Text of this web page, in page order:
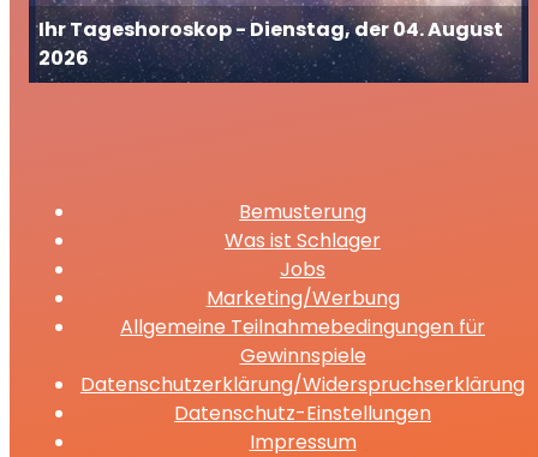
Ihr Tageshoroskop - Dienstag, der 04. August
2026
Bemusterung
Was ist Schlager
Jobs
Marketing/Werbung
Allgemeine Teilnahmebedingungen für
Gewinnspiele
Datenschutzerklärung/Widerspruchserklärung
Datenschutz-Einstellungen
Impressum